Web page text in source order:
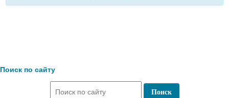
Поиск по сайту